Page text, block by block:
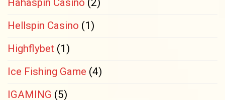
Hellspin Casino (1)
Highflybet (1)
Ice Fishing Game (4)
IGAMING (5)